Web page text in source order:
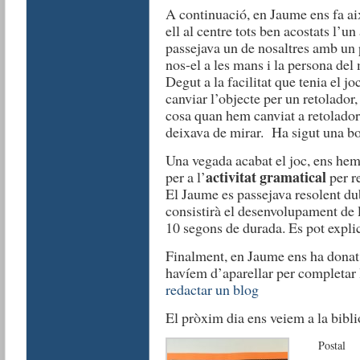
A continuació, en Jaume ens fa
ell al centre tots ben acostats
passejava un de nosaltres amb
nos-el a les mans i la persona
Degut a la facilitat que tenia el
canviar l’objecte per un
cosa quan hem canviat a
deixava de mirar. Ha sigut una
Una vegada acabat el joc, ens
per a l’activitat gramaticalper
El Jaume es passejava resolent
consistirà el desenvolupament
10 segons de durada. Es pot
Finalment, en Jaume ens ha
havíem d’aparellar per
redactar un blog
El pròxim dia ens veiem a la
Postal